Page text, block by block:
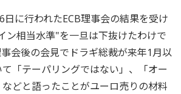
に行われたECB理事会の結果を受け
ン相当水準"を一旦は下抜けたわけで
会後の会見でドラギ総裁が来年1月以
「テーパリングではない」、「オー
どと語ったことがユーロ売りの材料